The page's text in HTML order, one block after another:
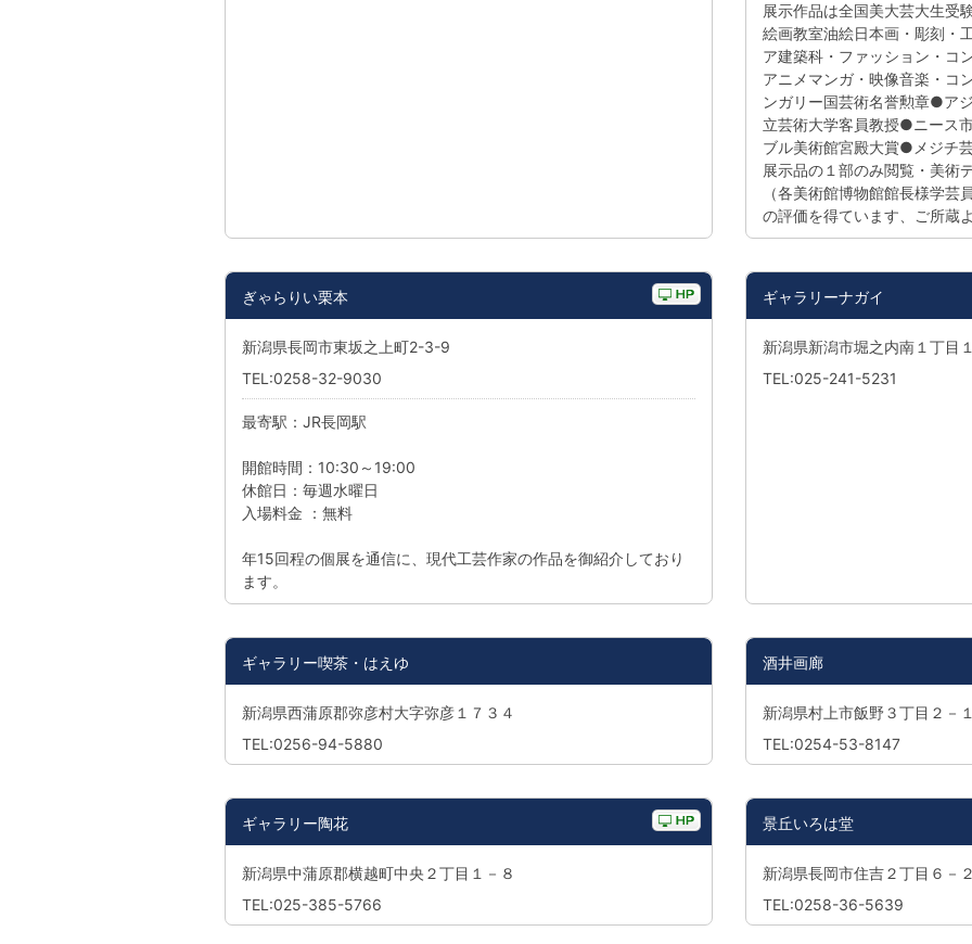
展示作品は全国美大芸大生受
絵画教室油絵日本画・彫刻・
ア建築科・ファッション・コ
アニメマンガ・映像音楽・コ
ンガリー国芸術名誉勲章●ア
立芸術大学客員教授●ニース
ブル美術館宮殿大賞●メジチ
展示品の１部のみ閲覧・美術
（各美術館博物館館長様学
の評価を得ています、ご所蔵
ぎゃらりい栗本
新潟県長岡市東坂之上町2-3-9
TEL:0258-32-9030
最寄駅：JR長岡駅
開館時間：10:30～19:00
休館日：毎週水曜日
入場料金 ：無料
年15回程の個展を通信に、現代工芸作家の作品を御紹介しており
ます。
ギャラリーナガイ
新潟県新潟市堀之内南１丁目
TEL:025-241-5231
ギャラリー喫茶・はえゆ
新潟県西蒲原郡弥彦村大字弥彦１７３４
TEL:0256-94-5880
酒井画廊
新潟県村上市飯野３丁目２－
TEL:0254-53-8147
ギャラリー陶花
新潟県中蒲原郡横越町中央２丁目１－８
TEL:025-385-5766
景丘いろは堂
新潟県長岡市住吉２丁目６－
TEL:0258-36-5639